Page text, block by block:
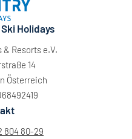
Holidays
Resorts e.V.
14
Österreich
804 80-29